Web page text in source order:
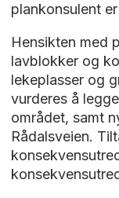
plankonsulent
Hensikten med
lavblokker og
lekeplasser og
vurderes å
området, samt
Rådalsveien.